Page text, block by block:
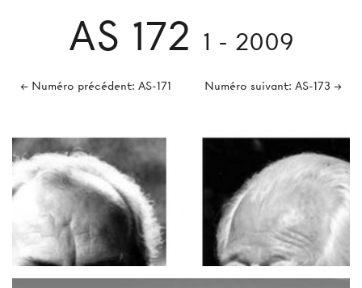
AS 172 1 - 2009
← Numéro précédent: AS-171 Numéro suivant: AS-173 →